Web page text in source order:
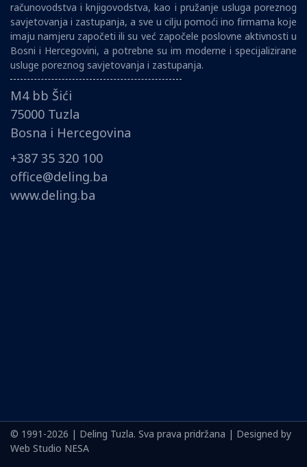
računovodstva i knjigovodstva, kao i pružanje usluga poreznog
savjetovanja i zastupanja, a sve u cilju pomoći ino firmama koje
imaju namjeru započeti ili su već započele poslovne aktivnosti u
Bosni i Hercegovini, a potrebne su im moderne i specijalizirane
usluge poreznog savjetovanja i zastupanja.
M4 bb Šići
75000 Tuzla
Bosna i Hercegovina
+387 35 320 100
office@deling.ba
www.deling.ba
© 1991-2026 | Deling Tuzla. Sva prava pridržana | Designed by
Web Studio NESA